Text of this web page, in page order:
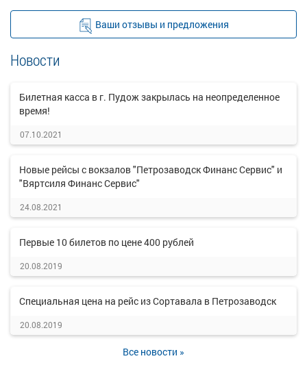
Ваши отзывы и предложения
Новости
Билетная касса в г. Пудож закрылась на неопределенное
время!
07.10.2021
Новые рейсы с вокзалов "Петрозаводск Финанс Сервис" и
"Вяртсиля Финанс Сервис"
24.08.2021
Первые 10 билетов по цене 400 рублей
20.08.2019
Специальная цена на рейс из Сортавала в Петрозаводск
20.08.2019
Все новости »